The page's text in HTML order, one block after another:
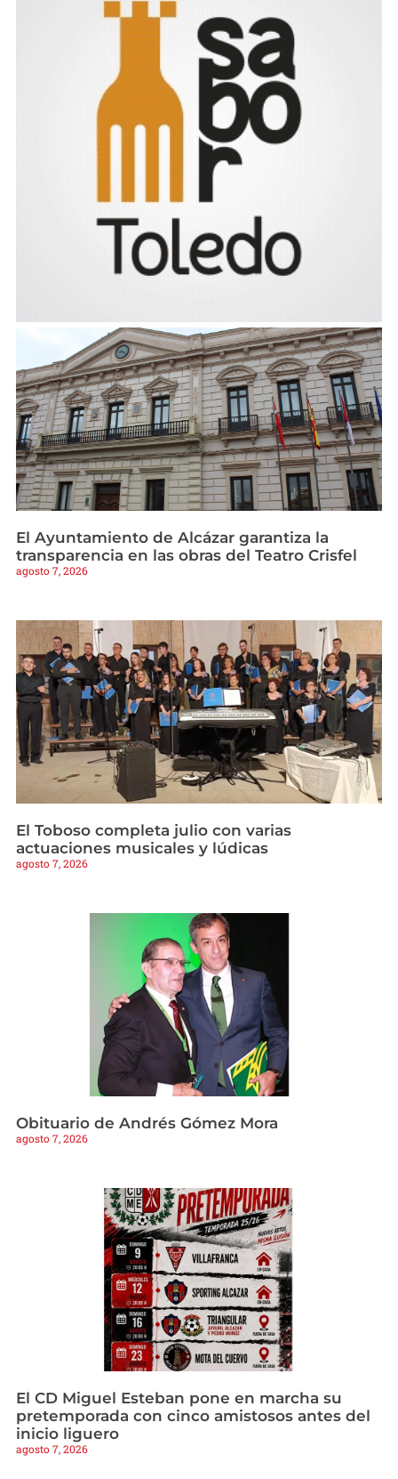
El Ayuntamiento de Alcázar garantiza la
transparencia en las obras del Teatro Crisfel
agosto 7, 2026
El Toboso completa julio con varias
actuaciones musicales y lúdicas
agosto 7, 2026
Obituario de Andrés Gómez Mora
agosto 7, 2026
El CD Miguel Esteban pone en marcha su
pretemporada con cinco amistosos antes del
inicio liguero
agosto 7, 2026